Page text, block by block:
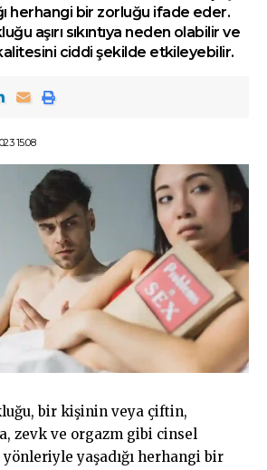
herhangi bir zorluğu ifade eder.
aşırı sıkıntıya neden olabilir ve
ciddi şekilde etkileyebilir.
15:08
bir kişinin veya çiftin,
zevk ve orgazm gibi cinsel
yaşadığı herhangi bir